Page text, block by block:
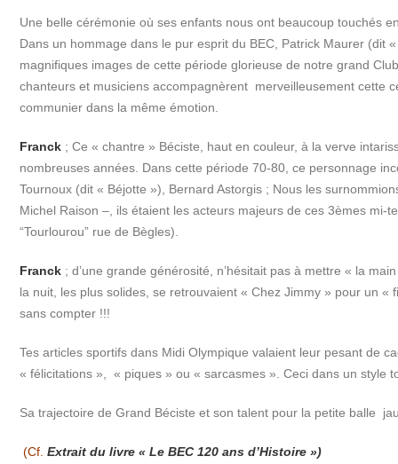
Une belle cérémonie où ses enfants nous ont beaucoup touchés
Dans un hommage dans le pur esprit du BEC, Patrick Maurer (dit
magnifiques images de cette période glorieuse de notre grand
chanteurs et musiciens accompagnèrent merveilleusement cette
communier dans la même émotion.
Franck ; Ce « chantre » Béciste, haut en couleur, à la verve
nombreuses années. Dans cette période 70-80, ce personnage
Tournoux (dit « Béjotte »), Bernard Astorgis ; Nous les
Michel Raison –, ils étaient les acteurs majeurs de ces 3èmes mi-
“Tourlourou” rue de Bègles).
Franck ; d’une grande générosité, n’hésitait pas à mettre « la
la nuit, les plus solides, se retrouvaient « Chez Jimmy » pour un
sans compter !!!
Tes articles sportifs dans Midi Olympique valaient leur pesant de
« félicitations », « piques » ou « sarcasmes ». Ceci dans un style
Sa trajectoire de Grand Béciste et son talent pour la petite balle
(Cf. Extrait du livre « Le BEC 120 ans d’Histoire »)